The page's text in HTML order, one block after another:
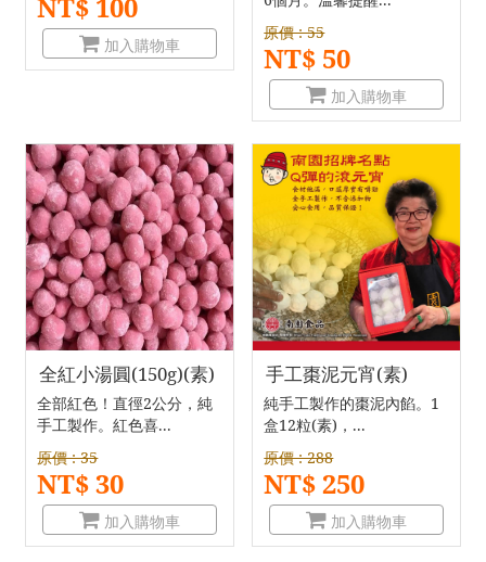
加入購物車
原價 : 55
NT$ 50
加入購物車
全紅小湯圓(150g)(素)
全部紅色！直徑2公分，純
手工製作。紅色喜...
原價 : 35
NT$ 30
加入購物車
手工棗泥元宵(素)
純手工製作的棗泥內餡。1
盒12粒(素)，...
原價 : 288
NT$ 250
加入購物車